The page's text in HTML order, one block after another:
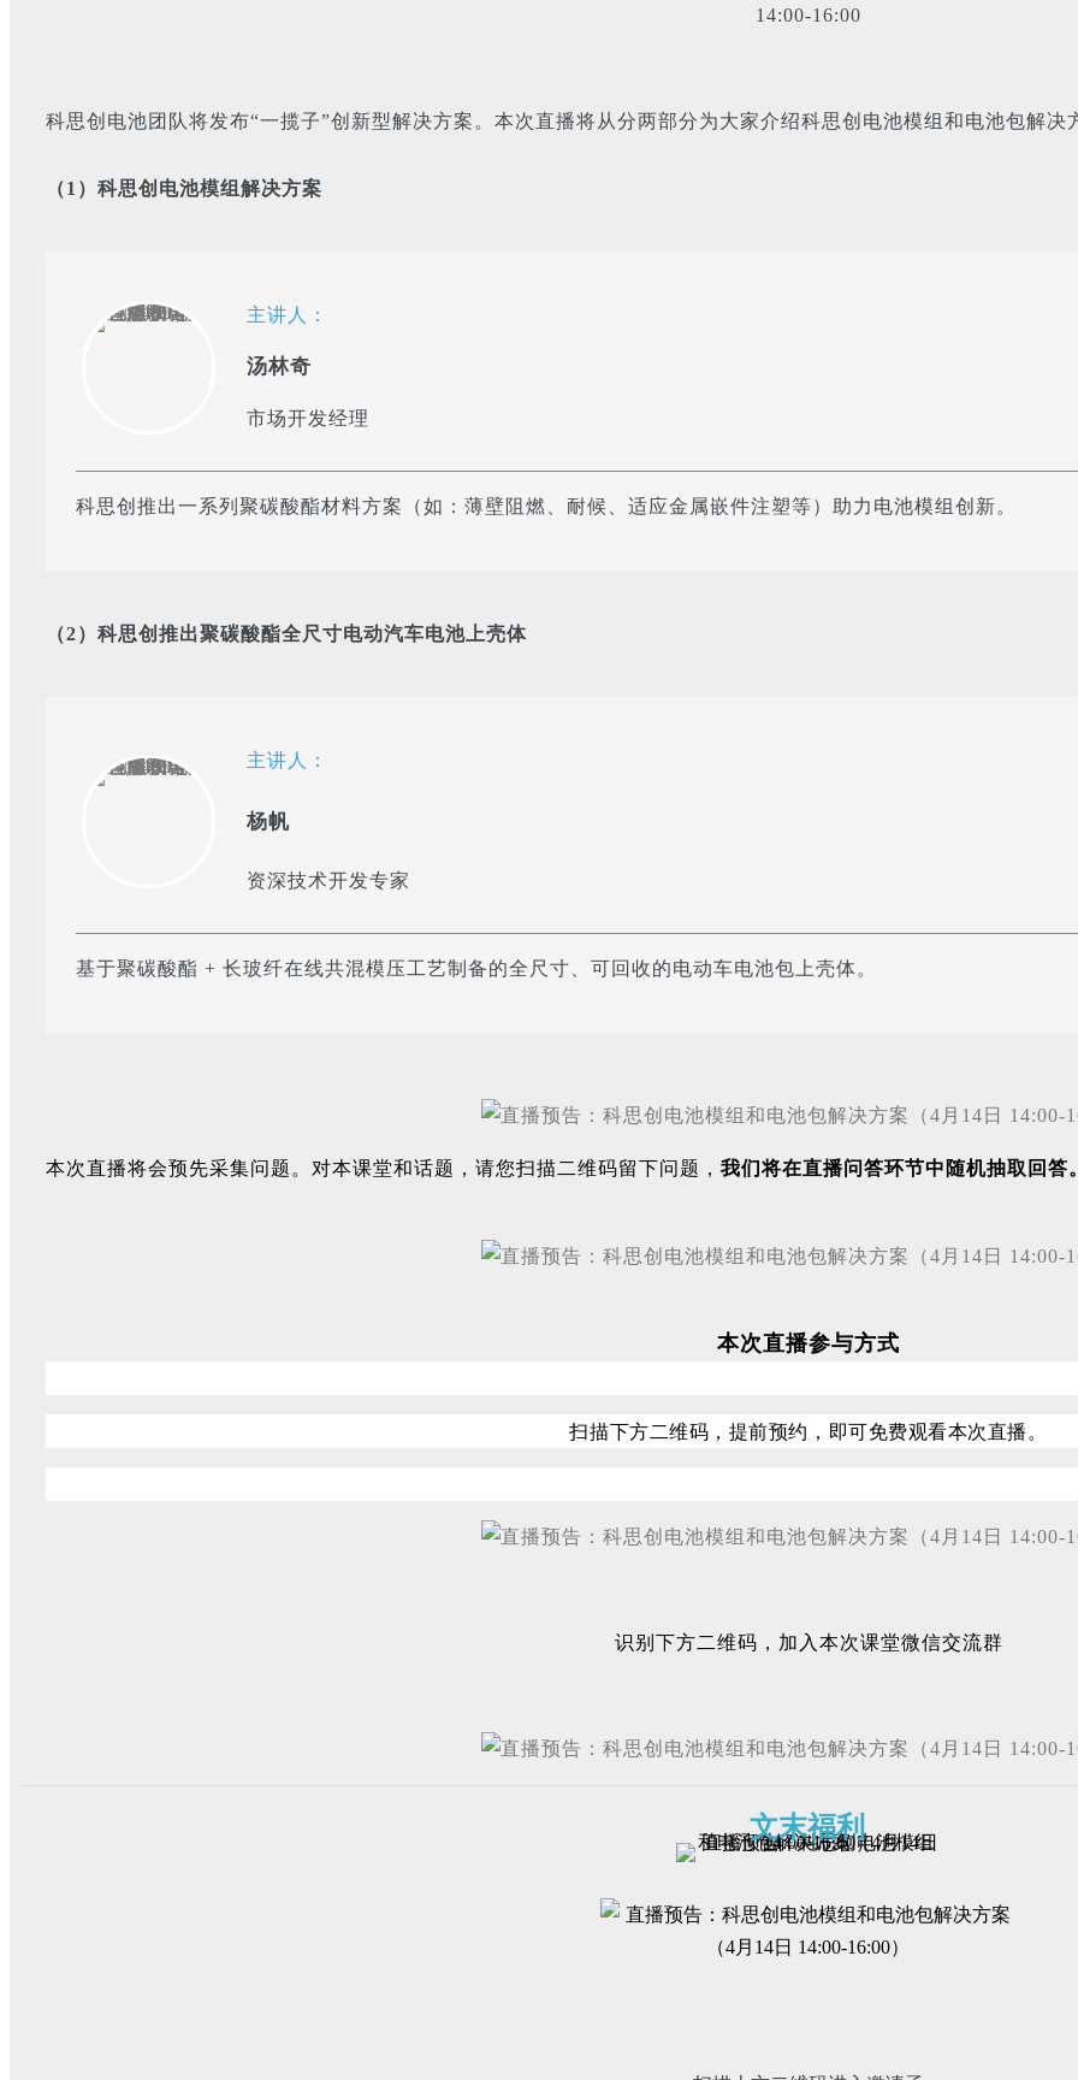
14:00-16:00
科思创电池团队将发布“一揽子”创新型解决方案。本次直播将从分两部分为大家介绍科思创电池模组和电池包解决
（1）科思创电池模组解决方案
主讲人：
汤林奇
市场开发经理
科思创推出一系列聚碳酸酯材料方案（如：薄壁阻燃、耐候、适应金属嵌件注塑等）助力电池模组创新。
（2）科思创推出聚碳酸酯全尺寸电动汽车电池上壳体
主讲人：
杨帆
资深技术开发专家
基于聚碳酸酯 + 长玻纤在线共混模压工艺制备的全尺寸、可回收的电动车电池包上壳体。
本次直播将会预先采集问题。对本课堂和话题，请您扫描二维码留下问题， 我们将在直播问答环节中随机抽取回
本次直播参与方式
扫描下方二维码，提前预约，即可免费观看本次直播。
识别下方二维码，加入本次课堂微信交流群
文末福利